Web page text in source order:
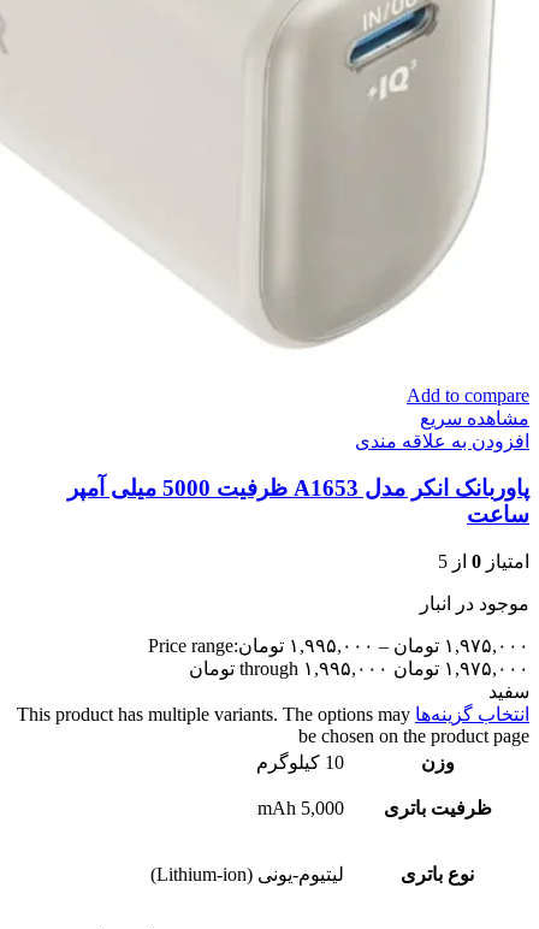
Add to compare
مشاهده سریع
افزودن به علاقه مندی
پاوربانک انکر مدل A1653 ظرفیت 5000 میلی آمپر
ساعت
امتیاز 0 از 5
موجود در انبار
۱,۹۷۵,۰۰۰ تومان – ۱,۹۹۵,۰۰۰ تومانPrice range:
۱,۹۷۵,۰۰۰ تومان through ۱,۹۹۵,۰۰۰ تومان
سفید
انتخاب گزینه‌ها This product has multiple variants. The options may
be chosen on the product page
وزن
10 کیلوگرم
ظرفیت باتری 5,000 mAh
نوع باتری لیتیوم-یونی (Lithium-ion)